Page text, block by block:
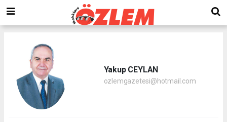
Yakup CEYLAN
ozlemgazetesi@hotmail.com